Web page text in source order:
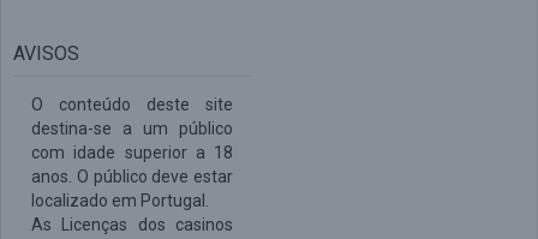
AVISOS
O conteúdo deste site
destina-se a um público
com idade superior a 18
anos. O público deve estar
localizado em Portugal.
As Licenças dos casinos